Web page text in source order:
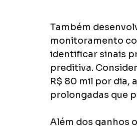
Também
monitoramento
identificar sinais
preditiva.
R$ 80 mil por dia,
prolongadas que
Além dos ganhos